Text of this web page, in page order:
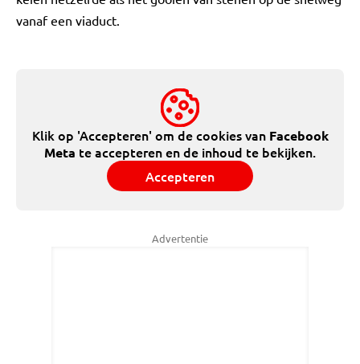
vanaf een viaduct.
Klik op 'Accepteren' om de cookies van Facebook
Meta te accepteren en de inhoud te bekijken.
Accepteren
Advertentie